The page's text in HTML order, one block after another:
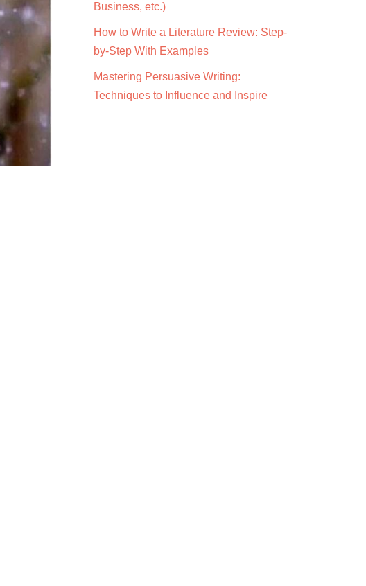
Business, etc.)
How to Write a Literature Review: Step-
by-Step With Examples
Mastering Persuasive Writing:
Techniques to Influence and Inspire